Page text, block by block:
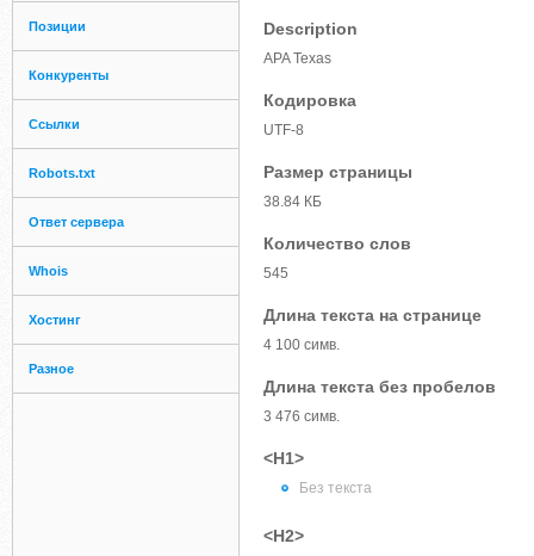
Позиции
Конкуренты
Ссылки
Robots.txt
Ответ сервера
Whois
Хостинг
Разное
Description
APA Texas
Кодировка
UTF-8
Размер страницы
38.84 КБ
Количество слов
545
Длина текста на странице
4 100 симв.
Длина текста без пробелов
3 476 симв.
<H1>
Без текста
<H2>